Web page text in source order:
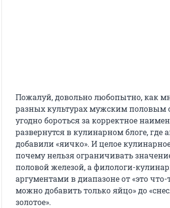
Пожалуй, довольно любопытно, как
разных культурах мужским половым
угодно бороться за корректное
развернутся в кулинарном блоге,
добавили «яичко». И целое
почему нельзя ограничивать
половой железой, а филологи-
аргументами в диапазоне от «это что-
можно добавить только яйцо» до
золотое».